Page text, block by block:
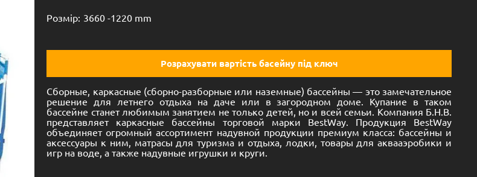
Розмір: 3660 -1220 mm
Розрахувати вартість басейну під ключ
Сборные, каркасные (сборно-разборные или наземные) бассейны — это замечательное
решение для летнего отдыха на даче или в загородном доме. Купание в таком
бассейне станет любимым занятием не только детей, но и всей семьи. Компания Б.Н.В.
представляет каркасные бассейны торговой марки BestWay. Продукция BestWay
объединяет огромный ассортимент надувной продукции премиум класса: бассейны и
аксессуары к ним, матрасы для туризма и отдыха, лодки, товары для аквааэробики и
игр на воде, а также надувные игрушки и круги.